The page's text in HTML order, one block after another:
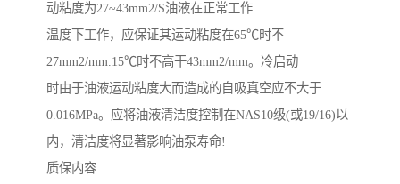
动粘度为27~43mm2/S油液在正常工作
温度下工作，应保证其运动粘度在65℃时不
27mm2/mm.15℃时不高干43mm2/mm。冷启动
时由于油液运动粘度大而造成的自吸真空应不大于
0.016MPa。应将油液清洁度控制在NAS10级(或19/16)以
内，清洁度将显著影响油泵寿命!
质保内容